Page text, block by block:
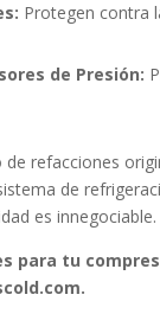
Protegen contra
de Presión:
refacciones
de
es innegociable.
para tu